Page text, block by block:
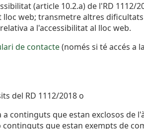
(article 10.2.a) de l'RD 1112/
web; transmetre altres
a l'accessibilitat al lloc web.
de contacte(només si té accés a
del RD 1112/2018 o
continguts que estan exclosos de
que estan exempts de